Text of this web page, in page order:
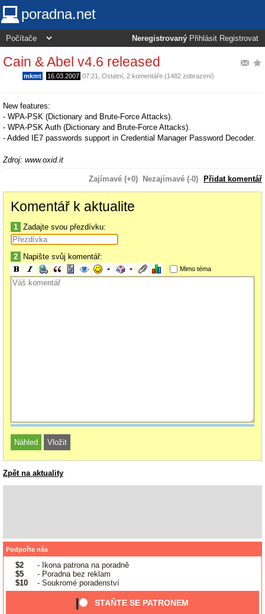
poradna.net
Neregistrovaný Přihlásit Registrovat
Cain & Abel v4.6 released
mkmt 16.03.2007 07:21 Ostatní , 2 komentáře (1482 zobrazení)
New features:
- WPA-PSK (Dictionary and Brute-Force Attacks).
- WPA-PSK Auth (Dictionary and Brute-Force Attacks).
- Added IE7 passwords support in Credential Manager Password Decoder.
Zdroj: www.oxid.it
Zajímavé (+0) Nezajímavé (-0) Přidat komentář
Komentář k aktualite
1 Zadajte svou přezdívku:
2 Napište svůj komentář:
Mimo téma
Zpět na aktuality
Podpořte nás
$2
- Ikona patrona na poradně
$5
- Poradna bez reklam
$10
- Soukromé poradenství
STAŇTE SE PATRONEM